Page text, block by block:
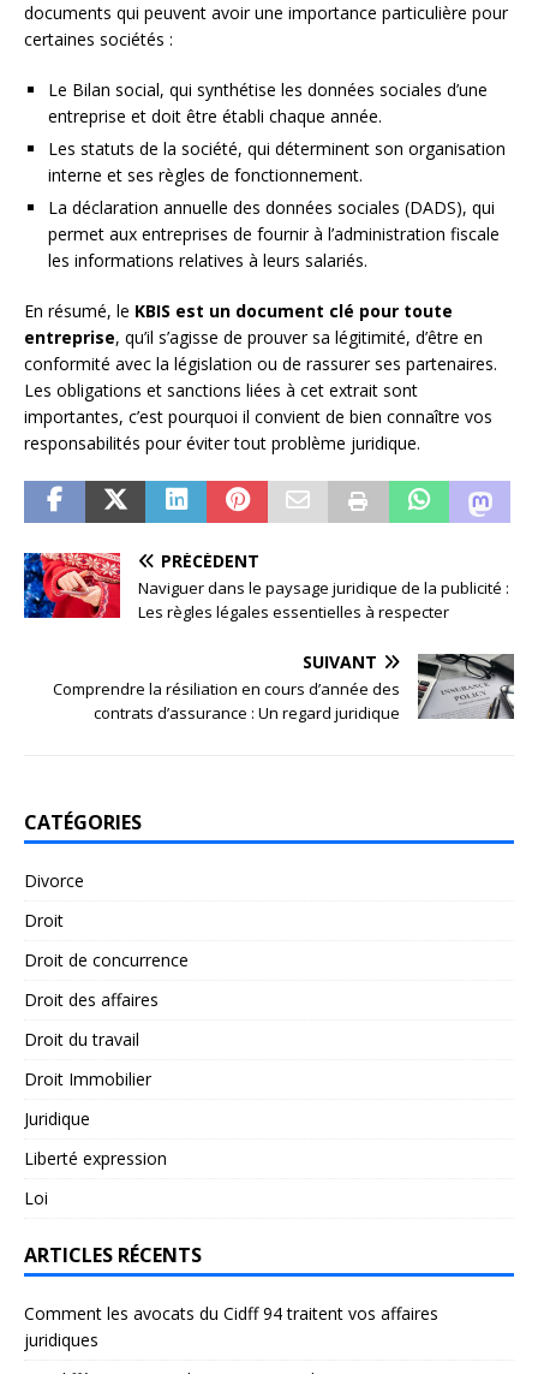
documents qui peuvent avoir une importance particulière pour
certaines sociétés :
Le Bilan social, qui synthétise les données sociales d’une
entreprise et doit être établi chaque année.
Les statuts de la société, qui déterminent son organisation
interne et ses règles de fonctionnement.
La déclaration annuelle des données sociales (DADS), qui
permet aux entreprises de fournir à l’administration fiscale
les informations relatives à leurs salariés.
En résumé, le KBIS est un document clé pour toute
entreprise, qu’il s’agisse de prouver sa légitimité, d’être en
conformité avec la législation ou de rassurer ses partenaires.
Les obligations et sanctions liées à cet extrait sont
importantes, c’est pourquoi il convient de bien connaître vos
responsabilités pour éviter tout problème juridique.
PRÉCÉDENT
Naviguer dans le paysage juridique de la publicité :
Les règles légales essentielles à respecter
SUIVANT
Comprendre la résiliation en cours d’année des
contrats d’assurance : Un regard juridique
CATÉGORIES
Divorce
Droit
Droit de concurrence
Droit des affaires
Droit du travail
Droit Immobilier
Juridique
Liberté expression
Loi
ARTICLES RÉCENTS
Comment les avocats du Cidff 94 traitent vos affaires
juridiques